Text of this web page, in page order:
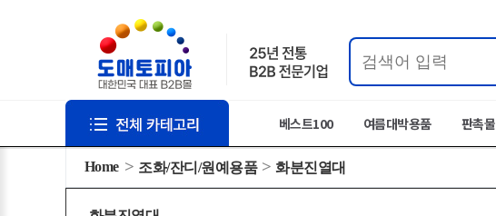
베스트100 여름대박용품 판촉물
Home 조화/잔디/원예용품 화분진열대